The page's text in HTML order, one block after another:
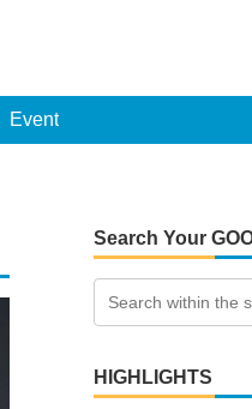
Event
Search Your
HIGHLIGHTS